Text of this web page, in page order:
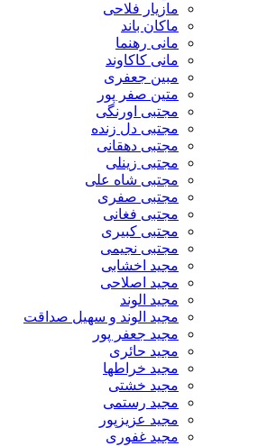
مازیار فلاحی
ماکان باند
مانی رهنما
مانی کاکاوند
مبین جعفری
متین صفر پور
مجتبی اورنگی
مجتبی دل زنده
مجتبی دهقانی
مجتبی زینلی
مجتبی شاه علی
مجتبی صفری
مجتبی فغانی
مجتبی کبیری
مجتبی نجیمی
مجید اخشابی
مجید اصلاحی
مجید الوند‎
مجید الوند و سهیل صداقت
مجید جعفر پور
مجید حائری
مجید خراطها
مجید خشتی
مجید رستمی
مجید عزیزپور
مجید غفوری